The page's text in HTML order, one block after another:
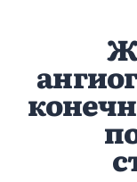
Сахарный диабет 1
Сахарный диабет 2
Несахарный диабет
Школа диабета
Диффузный